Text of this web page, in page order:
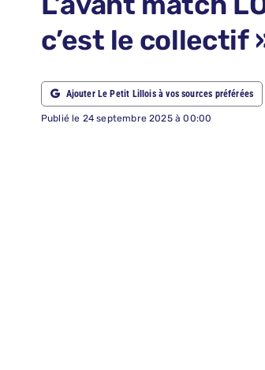
ABONNEMENTS
c’est le collectif
Ajouter Le Petit Lillois à vos sources préférées
Publié le 24 septembre 2025 à 00:00